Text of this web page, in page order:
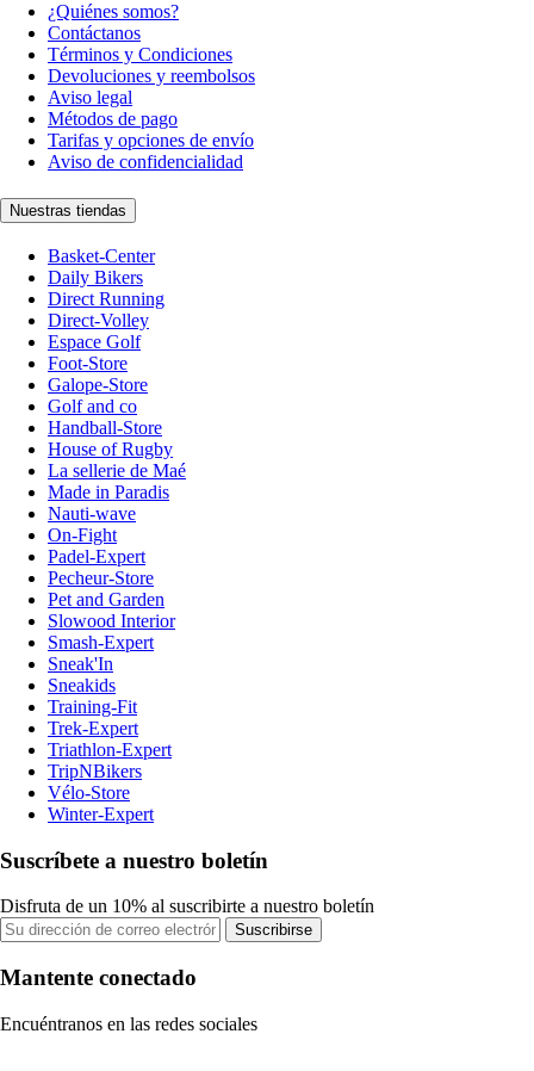
¿Quiénes somos?
Contáctanos
Términos y Condiciones
Devoluciones y reembolsos
Aviso legal
Métodos de pago
Tarifas y opciones de envío
Aviso de confidencialidad
Nuestras tiendas
Basket-Center
Daily Bikers
Direct Running
Direct-Volley
Espace Golf
Foot-Store
Galope-Store
Golf and co
Handball-Store
House of Rugby
La sellerie de Maé
Made in Paradis
Nauti-wave
On-Fight
Padel-Expert
Pecheur-Store
Pet and Garden
Slowood Interior
Smash-Expert
Sneak'In
Sneakids
Training-Fit
Trek-Expert
Triathlon-Expert
TripNBikers
Vélo-Store
Winter-Expert
Suscríbete a nuestro boletín
Disfruta de un 10% al suscribirte a nuestro boletín
Suscribirse
Mantente conectado
Encuéntranos en las redes sociales